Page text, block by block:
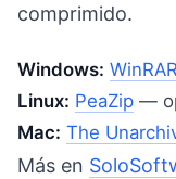
comprimido.
Windows: WinRAR
Linux: PeaZip —
Mac: The
Más en